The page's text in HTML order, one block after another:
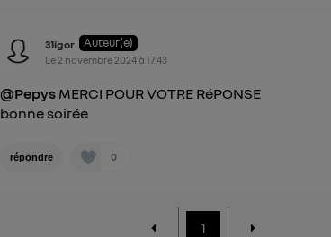
31igor Auteur(e)
Le 2 novembre 2024à17:43
@Pepys MERCI POUR VOTRE RéPONSE
bonne soirée
répondre 0
1